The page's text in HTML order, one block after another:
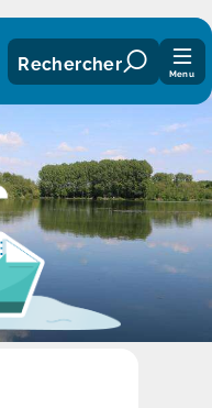
Rechercher Menu